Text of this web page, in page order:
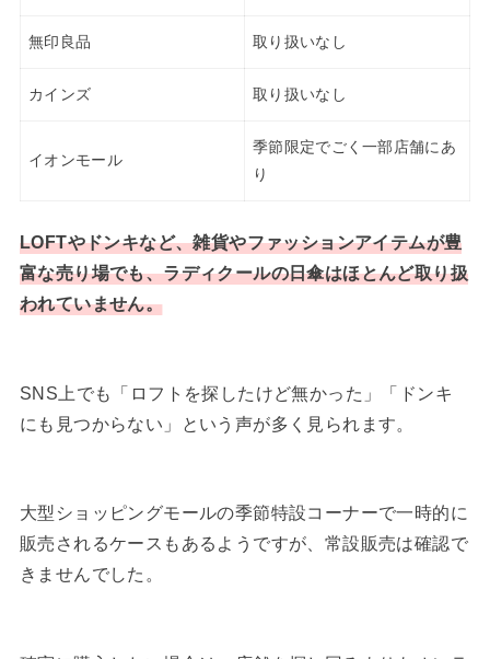
無印良品 取り扱いなし
カインズ 取り扱いなし
イオンモール
季節限定でごく一部店舗にあ
り
LOFTやドンキなど、雑貨やファッションアイテムが豊
富な売り場でも、ラディクールの日傘はほとんど取り扱
われていません。
SNS上でも「ロフトを探したけど無かった」「ドンキ
にも見つからない」という声が多く見られます。
大型ショッピングモールの季節特設コーナーで一時的に
販売されるケースもあるようですが、常設販売は確認で
きませんでした。